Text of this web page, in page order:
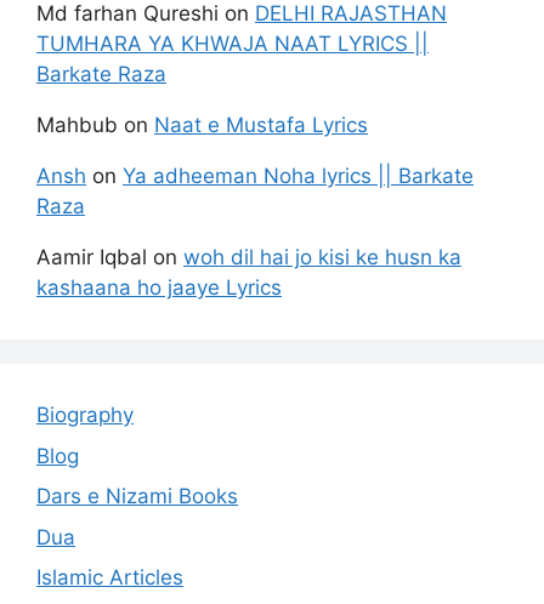
Md farhan Qureshi on DELHI RAJASTHAN
TUMHARA YA KHWAJA NAAT LYRICS ||
Barkate Raza
Mahbub on Naat e Mustafa Lyrics
Ansh on Ya adheeman Noha lyrics || Barkate
Raza
Aamir Iqbal on woh dil hai jo kisi ke husn ka
kashaana ho jaaye Lyrics
Biography
Blog
Dars e Nizami Books
Dua
Islamic Articles